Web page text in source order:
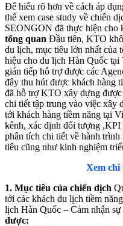
Để hiểu rõ hơn về cách áp
thể xem case study về chiến
SEONGON đã thực hiện cho
tổng quan Đầu tiên, KTO
du lịch, mục tiêu lớn nhất của
hiệu cho du lịch Hàn Quốc tại
gián tiếp hỗ trợ được các
đây thu hút được khách hàng
đã hỗ trợ KTO xây dựng
chi tiết tập trung vào việc xây
tới khách hàng tiềm năng tại
kênh, xác định đối tượng
phân tích chi tiết về hành
tiêu cũng như kinh nghiệm
Xem chi
1. Mục tiêu của chiến dịch
tới các khách du lịch tiềm
lịch Hàn Quốc – Cảm nhận
được: